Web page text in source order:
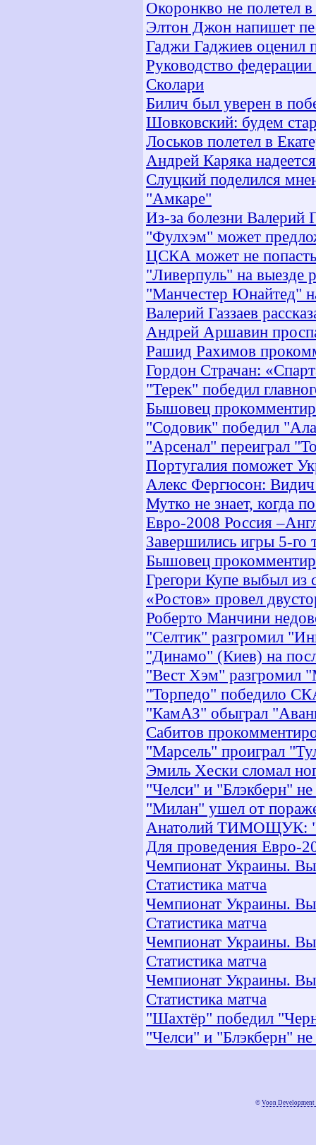
Окоронкво не полетел
Элтон Джон напишет
Гаджи Гаджиев оценил
Руководство
Сколари
Билич был уверен в
Шовковский: будем
Лоськов полетел в
Андрей Каряка
Слуцкий поделился
"Амкаре"
Из-за болезни Валерий
"Фулхэм" может
ЦСКА может не
"Ливерпуль" на
"Манчестер Юнайтед"
Валерий Газзаев
Андрей Аршавин
Рашид Рахимов
Гордон Страчан:
"Терек" победил
Бышовец
"Содовик" победил
"Арсенал" переиграл
Португалия поможет
Алекс Фергюсон:
Мутко не знает, когда
Евро-2008 Россия
Завершились игры 5-го
Бышовец
Грегори Купе выбыл из
«Ростов» провел
Роберто Манчини
"Селтик" разгромил
"Динамо" (Киев) на
"Вест Хэм" разгромил
"Торпедо" победило
"КамАЗ" обыграл
Сабитов
"Марсель" проиграл
Эмиль Хески сломал
"Челси" и "Блэкберн" не
"Милан" ушел от
Анатолий ТИМОЩУК:
Для проведения Евро-
Чемпионат Украины.
Статистика матча
Чемпионат Украины.
Статистика матча
Чемпионат Украины.
Статистика матча
Чемпионат Украины.
Статистика матча
"Шахтёр" победил
"Челси" и "Блэкберн" не
© Voon Development